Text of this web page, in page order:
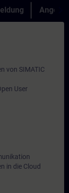
Angebot
von SIMATIC
User
in die Cloud